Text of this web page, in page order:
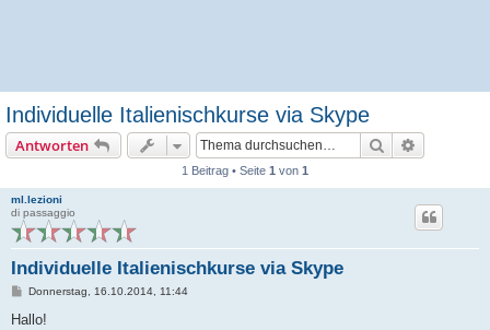
Individuelle Italienischkurse via Skype
Antworten Suche
1 Beitrag • Seite 1 von 1
ml.lezioni
di passaggio
Individuelle Italienischkurse via Skype
B
i
Donnerstag, 16.10.2014, 11:44
Hallo!